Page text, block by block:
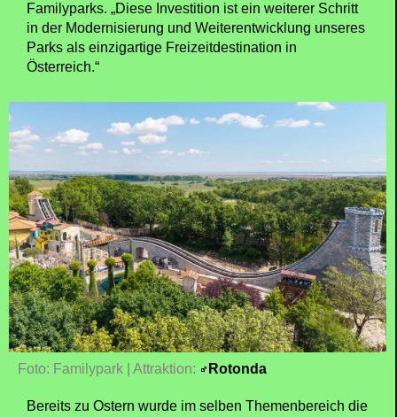
Familyparks. „Diese Investition ist ein weiterer Schritt
in der Modernisierung und Weiterentwicklung unseres
Parks als einzigartige Freizeitdestination in
Österreich.“
Foto: Familypark | Attraktion: Rotonda
Bereits zu Ostern wurde im selben Themenbereich die